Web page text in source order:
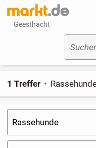
Geesthacht
Rassehunde
1 Treffer